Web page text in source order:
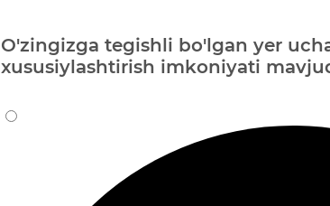
O'zingizga tegishli bo'lgan yer
xususiylashtirish imkoniyati